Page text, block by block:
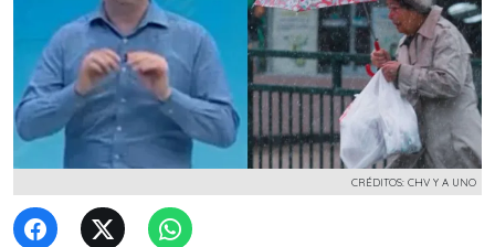
CRÉDITOS: CHV Y A UNO